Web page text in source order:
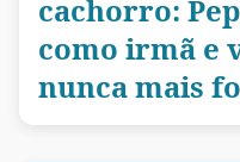
cachorro:
como irmã e
nunca mais